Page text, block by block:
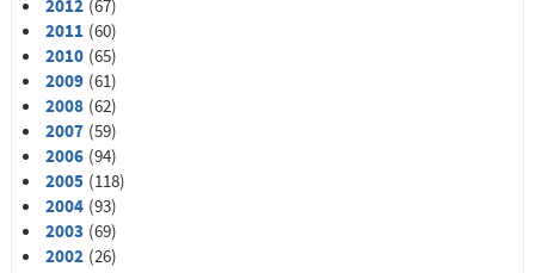
2012 (67)
2011 (60)
2010 (65)
2009 (61)
2008 (62)
2007 (59)
2006 (94)
2005 (118)
2004 (93)
2003 (69)
2002 (26)